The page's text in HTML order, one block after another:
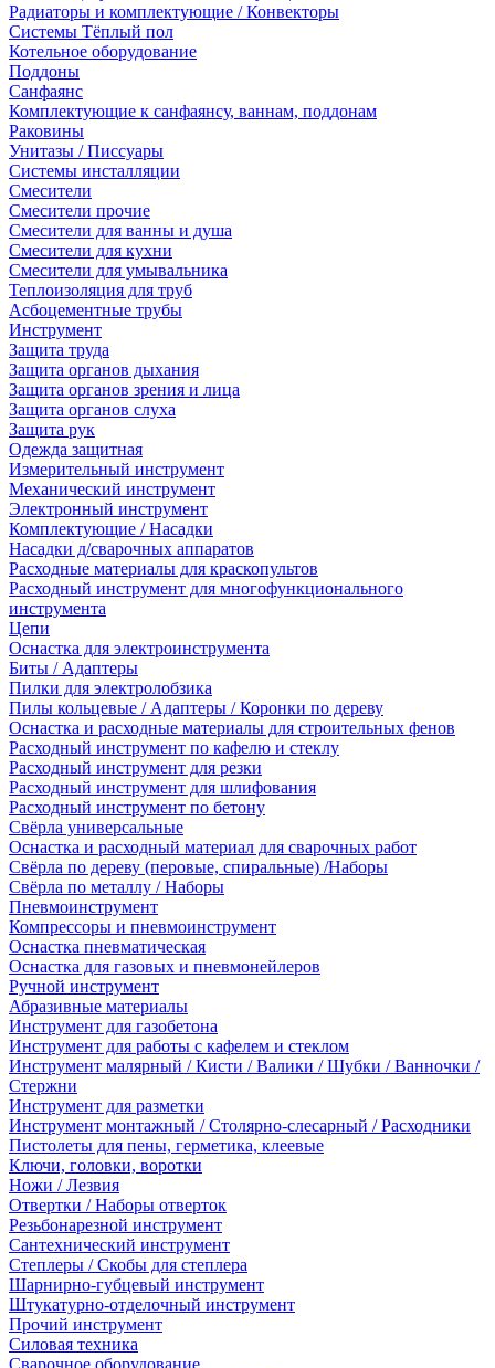
Радиаторы и комплектующие / Конвекторы
Системы Тёплый пол
Котельное оборудование
Поддоны
Санфаянс
Комплектующие к санфаянсу, ваннам, поддонам
Раковины
Унитазы / Писсуары
Системы инсталляции
Смесители
Смесители прочие
Смесители для ванны и душа
Смесители для кухни
Смесители для умывальника
Теплоизоляция для труб
Асбоцементные трубы
Инструмент
Защита труда
Защита органов дыхания
Защита органов зрения и лица
Защита органов слуха
Защита рук
Одежда защитная
Измерительный инструмент
Механический инструмент
Электронный инструмент
Комплектующие / Насадки
Насадки д/сварочных аппаратов
Расходные материалы для краскопультов
Расходный инструмент для многофункционального
инструмента
Цепи
Оснастка для электроинструмента
Биты / Адаптеры
Пилки для электролобзика
Пилы кольцевые / Адаптеры / Коронки по дереву
Оснастка и расходные материалы для строительных фенов
Расходный инструмент по кафелю и стеклу
Расходный инструмент для резки
Расходный инструмент для шлифования
Расходный инструмент по бетону
Свёрла универсальные
Оснастка и расходный материал для сварочных работ
Свёрла по дереву (перовые, спиральные) /Наборы
Свёрла по металлу / Наборы
Пневмоинструмент
Компрессоры и пневмоинструмент
Оснастка пневматическая
Оснастка для газовых и пневмонейлеров
Ручной инструмент
Абразивные материалы
Инструмент для газобетона
Инструмент для работы с кафелем и стеклом
Инструмент малярный / Кисти / Валики / Шубки / Ванночки /
Стержни
Инструмент для разметки
Инструмент монтажный / Столярно-слесарный / Расходники
Пистолеты для пены, герметика, клеевые
Ключи, головки, воротки
Ножи / Лезвия
Отвертки / Наборы отверток
Резьбонарезной инструмент
Сантехнический инструмент
Степлеры / Скобы для степлера
Шарнирно-губцевый инструмент
Штукатурно-отделочный инструмент
Прочий инструмент
Силовая техника
Сварочное оборудование